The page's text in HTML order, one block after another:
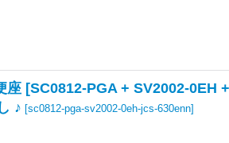
[SC0812-PGA + SV2002-0EH
♪ [sc0812-pga-sv2002-0eh-jcs-630enn]